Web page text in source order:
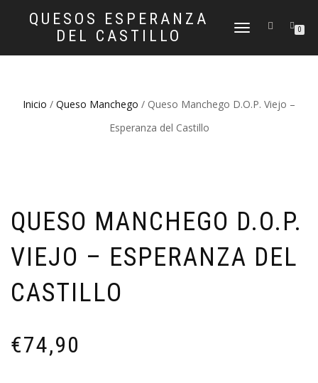
QUESOS ESPERANZA
DEL CASTILLO
CAMBIAR
0
Inicio / Queso Manchego / Queso Manchego D.O.P. Viejo –
Esperanza del Castillo
QUESO MANCHEGO D.O.P.
VIEJO – ESPERANZA DEL
CASTILLO
€74,90